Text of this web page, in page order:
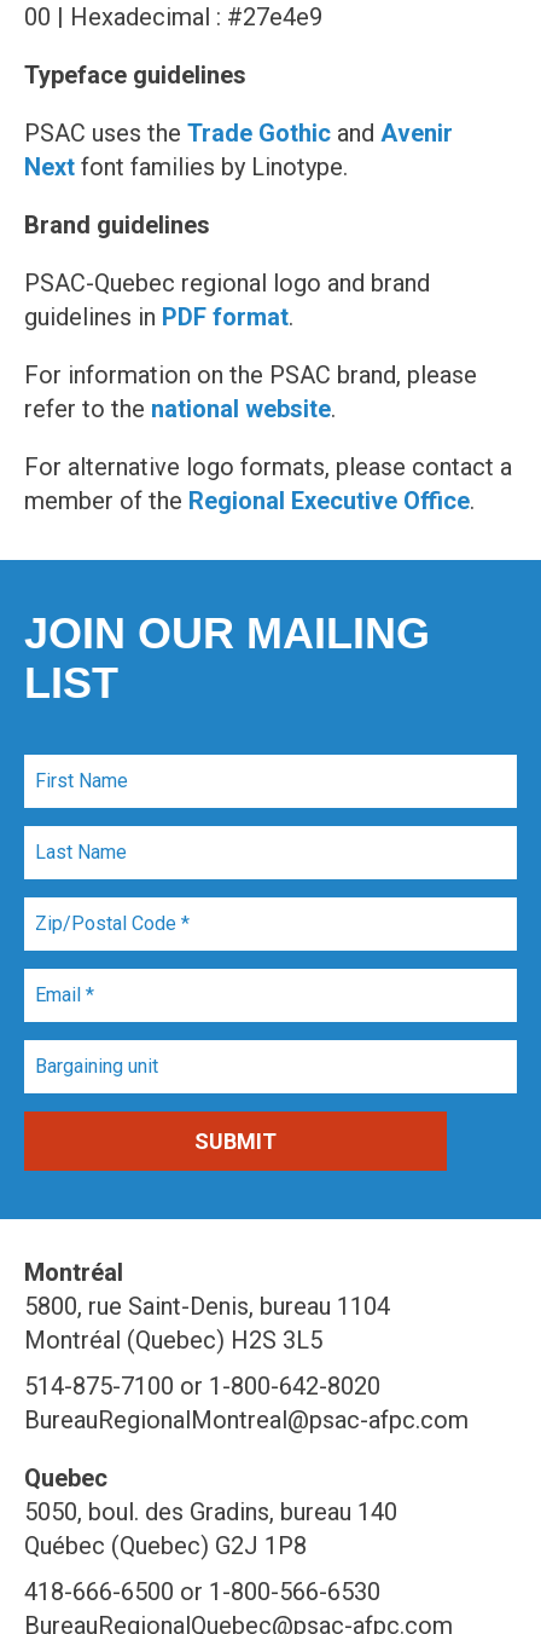
00 | Hexadecimal : #27e4e9
Typeface guidelines
PSAC uses the Trade Gothic and Avenir
Next font families by Linotype.
Brand guidelines
PSAC-Quebec regional logo and brand
guidelines in PDF format.
For information on the PSAC brand, please
refer to the national website.
For alternative logo formats, please contact a
member of the Regional Executive Office.
JOIN OUR MAILING
LIST
Montréal
5800, rue Saint-Denis, bureau 1104
Montréal (Quebec) H2S 3L5
514-875-7100 or 1-800-642-8020
BureauRegionalMontreal@psac-afpc.com
Quebec
5050, boul. des Gradins, bureau 140
Québec (Quebec) G2J 1P8
418-666-6500 or 1-800-566-6530
BureauRegionalQuebec@psac-afpc.com